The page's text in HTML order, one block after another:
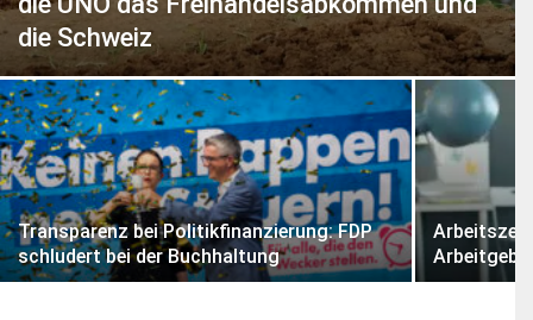
die Schweiz
Transparenz bei Politikfinanzierung: FDP
schludert bei der Buchhaltung
ABONNIEREN